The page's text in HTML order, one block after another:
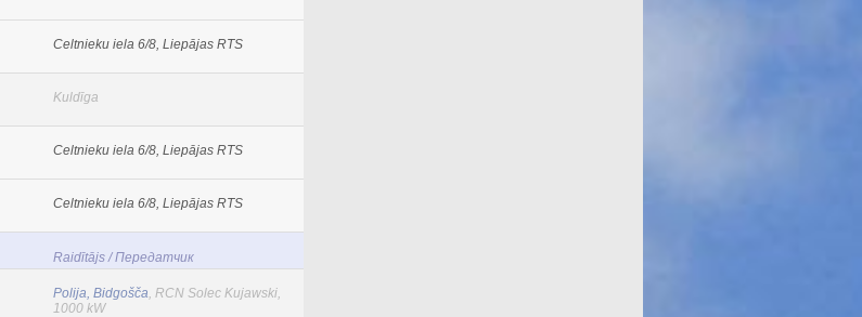
Celtnieku iela 6/8, Liepājas RTS
Kuldīga
Celtnieku iela 6/8, Liepājas RTS
Celtnieku iela 6/8, Liepājas RTS
Raidītājs / Передатчик
Polija, Bidgošča, RCN Solec Kujawski,
1000 kW